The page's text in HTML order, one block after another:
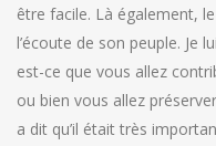
être facile. Là également,
l’écoute de son peuple. Je
est-ce que vous allez
ou bien vous allez
a dit qu’il était très